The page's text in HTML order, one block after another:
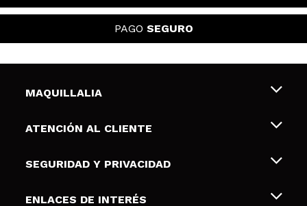
PAGO SEGURO
MAQUILLALIA
Sobre nosotros
Tarjetas de Regalo
ATENCIÓN AL CLIENTE
Envíos y devoluciones
Formas de pago
SEGURIDAD Y PRIVACIDAD
Terminos y condiciones de uso
ENLACES DE INTERÉS